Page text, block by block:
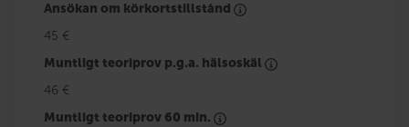
Ansökan om körkortstillstånd
45 €
Muntligt teoriprov p.g.a. hälsoskäl
46 €
Muntligt teoriprov 60 min.